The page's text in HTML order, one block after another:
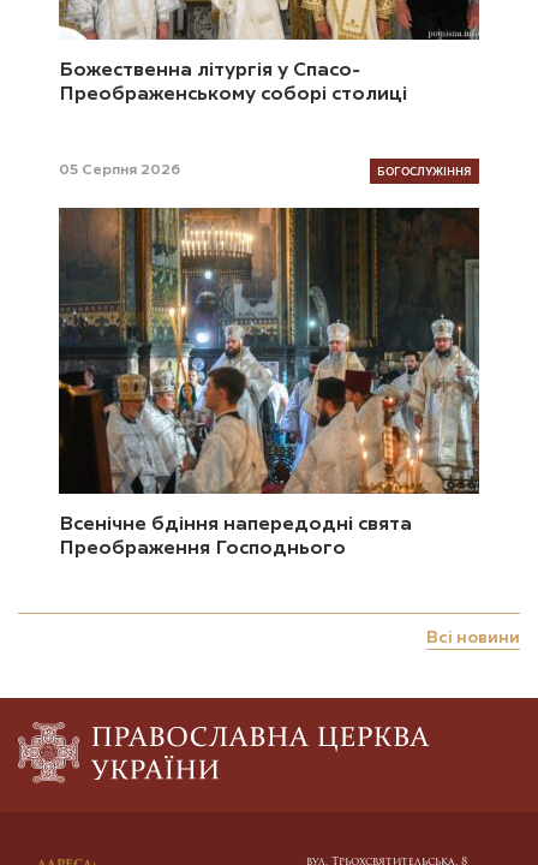
Божественна літургія у Спасо-
Преображенському соборі столиці
05 Серпня 2026 БОГОСЛУЖІННЯ
Всенічне бдіння напередодні свята
Преображення Господнього
Всі новини
вул. Трьохсвятительська, 8